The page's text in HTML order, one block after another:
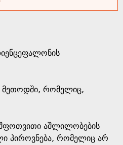
მეთოდში, რომელიც,
აშლილობების
პიროვნება, რომელიც არ